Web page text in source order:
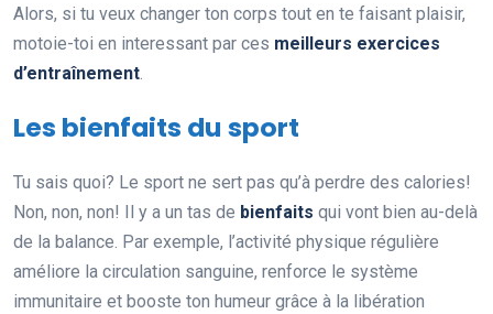
Alors, si tu veux changer ton corps tout en te faisant plaisir,
motoie-toi en interessant par ces meilleurs exercices
d’entraînement.
Les bienfaits du sport
Tu sais quoi? Le sport ne sert pas qu’à perdre des calories!
Non, non, non! Il y a un tas de bienfaits qui vont bien au-delà
de la balance. Par exemple, l’activité physique régulière
améliore la circulation sanguine, renforce le système
immunitaire et booste ton humeur grâce à la libération